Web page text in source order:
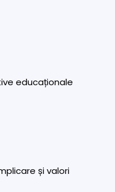
educaționale
și valori